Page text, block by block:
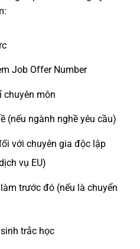
Job Offer Number
chuyên môn
(nếu ngành nghề yêu cầu)
với chuyên gia độc lập
vụ EU)
trước đó (nếu là chuyển
trắc học